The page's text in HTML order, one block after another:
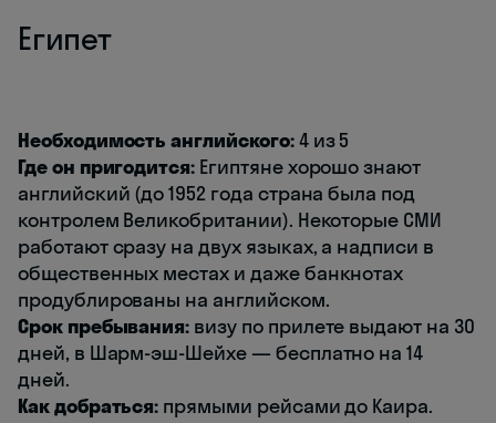
Египет
Необходимость английского:4 из 5
Где он пригодится: Египтяне хорошо знают
английский (до 1952 года страна была под
контролем Великобритании). Некоторые СМИ
работают сразу на двух языках, а надписи в
общественных местах и даже банкнотах
продублированы на английском.
Срок пребывания: визу по прилете выдают на 30
дней, в Шарм-эш-Шейхе — бесплатно на 14
дней.
Как добраться: прямыми рейсами до Каира.